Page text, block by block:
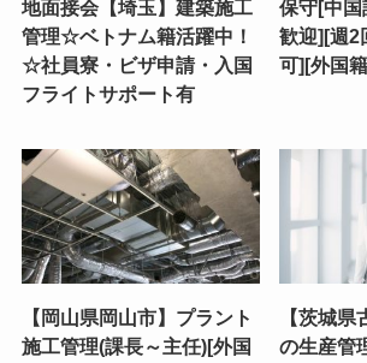
地面接会【埼玉】建築施工
管理☆ベトナム籍活躍中！
☆社員寮・ビザ申請・入国
フライトサポート有
保守[中
歓迎][週2
可][外国
【岡山県岡山市】プラント
施工管理(課長～主任)[外国
【茨城
の生産管